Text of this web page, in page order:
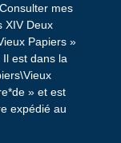
mes
XIV Deux
Papiers »
est dans la
» et est
expédié au